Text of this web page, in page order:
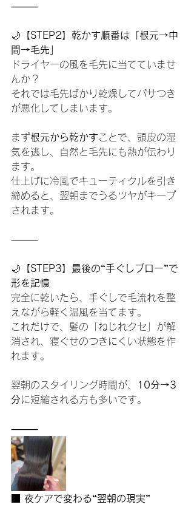
⸻
🌙 【STEP2】乾かす順番は「根元→中
間→毛先」
ドライヤーの風を毛先に当てていませ
んか？
それでは毛先ばかり乾燥してパサつき
が悪化してしまいます。
まず根元から乾かすことで、頭皮の湿
気を逃し、自然と毛先にも熱が伝わり
ます。
仕上げに冷風でキューティクルを引き
締めると、翌朝までうるツヤがキープ
されます。
⸻
🌙 【STEP3】最後の“手ぐしブロー”で
形を記憶
完全に乾いたら、手ぐしで毛流れを整
えながら軽く温風を当てます。
これだけで、髪の「ねじれクセ」が解
消され、寝ぐせのつきにくい状態を作
れます。
翌朝のスタイリング時間が、
10分→3
分に短縮される方も多いです。
⸻
■ 夜ケアで変わる“翌朝の現実”